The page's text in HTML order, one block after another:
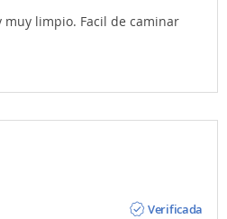
muy limpio. Facil de caminar
Verificada